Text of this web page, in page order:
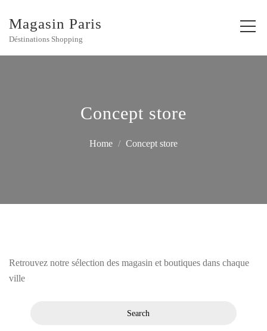
Magasin Paris
Déstinations Shopping
Concept store
Home Concept store
Retrouvez notre sélection des magasin et boutiques dans chaque
ville
Search